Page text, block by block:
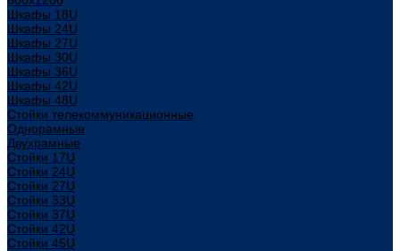
Шкафы 18U
Шкафы 24U
Шкафы 27U
Шкафы 30U
Шкафы 36U
Шкафы 42U
Шкафы 48U
Стойки телекоммуникационные
Однорамные
Двухрамные
Стойки 17U
Стойки 24U
Стойки 27U
Стойки 33U
Стойки 37U
Стойки 42U
Стойки 45U